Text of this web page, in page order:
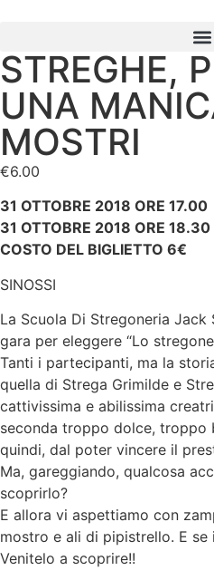
STREGHE,
UNA
MOSTRI
€6.00
31 OTTOBRE 2018 ORE 17.00
31 OTTOBRE 2018 ORE 18.30
COSTO DEL BIGLIETTO 6€
SINOSSI
La Scuola Di Stregoneria Jack
gara per eleggere “Lo stregone
Tanti i partecipanti, ma la
quella di Strega Grimilde e
cattivissima e abilissima
seconda troppo dolce, troppo
quindi, dal poter vincere il
Ma, gareggiando, qualcosa
scoprirlo?
E allora vi aspettiamo con
mostro e ali di pipistrello. E
Venitelo a scoprire!!